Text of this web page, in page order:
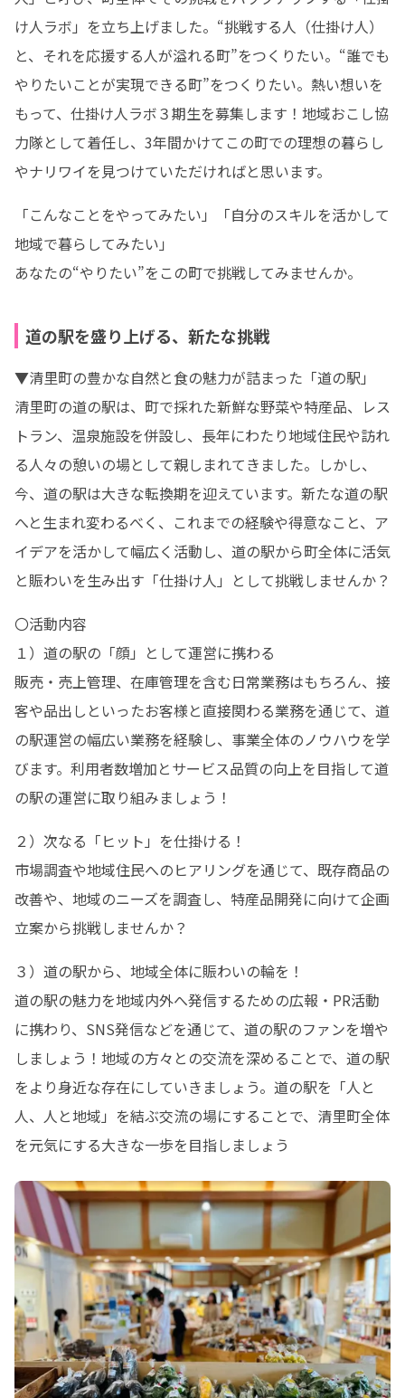
け人ラボ」を立ち上げました。“挑戦する人（仕掛け人）
と、それを応援する人が溢れる町”をつくりたい。“誰でも
やりたいことが実現できる町”をつくりたい。熱い想いを
もって、仕掛け人ラボ３期生を募集します！地域おこし協
力隊として着任し、3年間かけてこの町での理想の暮らし
やナリワイを見つけていただければと思います。
「こんなことをやってみたい」「自分のスキルを活かして
地域で暮らしてみたい」
あなたの“やりたい”をこの町で挑戦してみませんか。
道の駅を盛り上げる、新たな挑戦
▼清里町の豊かな自然と食の魅力が詰まった「道の駅」
清里町の道の駅は、町で採れた新鮮な野菜や特産品、レス
トラン、温泉施設を併設し、長年にわたり地域住民や訪れ
る人々の憩いの場として親しまれてきました。しかし、
今、道の駅は大きな転換期を迎えています。新たな道の駅
へと生まれ変わるべく、これまでの経験や得意なこと、ア
イデアを活かして幅広く活動し、道の駅から町全体に活気
と賑わいを生み出す「仕掛け人」として挑戦しませんか？
〇活動内容
１）道の駅の「顔」として運営に携わる
販売・売上管理、在庫管理を含む日常業務はもちろん、接
客や品出しといったお客様と直接関わる業務を通じて、道
の駅運営の幅広い業務を経験し、事業全体のノウハウを学
びます。利用者数増加とサービス品質の向上を目指して道
の駅の運営に取り組みましょう！
２）次なる「ヒット」を仕掛ける！
市場調査や地域住民へのヒアリングを通じて、既存商品の
改善や、地域のニーズを調査し、特産品開発に向けて企画
立案から挑戦しませんか？
３）道の駅から、地域全体に賑わいの輪を！
道の駅の魅力を地域内外へ発信するための広報・PR活動
に携わり、SNS発信などを通じて、道の駅のファンを増や
しましょう！地域の方々との交流を深めることで、道の駅
をより身近な存在にしていきましょう。道の駅を「人と
人、人と地域」を結ぶ交流の場にすることで、清里町全体
を元気にする大きな一歩を目指しましょう